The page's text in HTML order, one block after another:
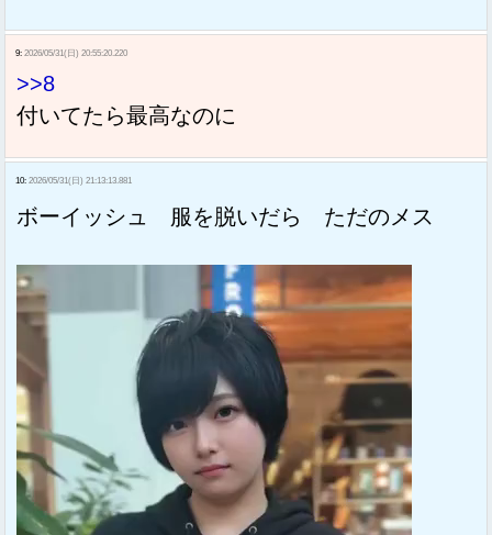
9: 2026/05/31(日) 20:55:20.220
>>8
付いてたら最高なのに
10: 2026/05/31(日) 21:13:13.881
ボーイッシュ 服を脱いだら ただのメス